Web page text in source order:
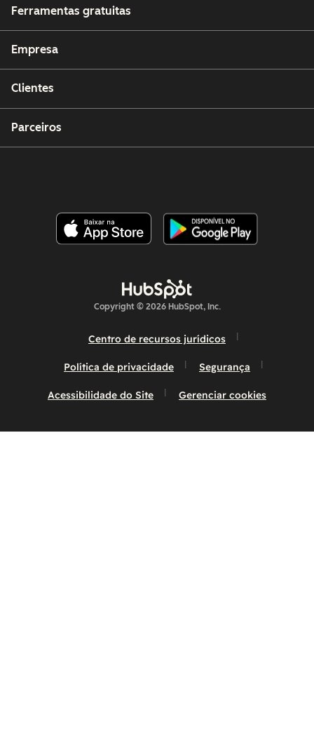
Ferramentas gratuitas
Empresa
Clientes
Parceiros
Copyright © 2026 HubSpot, Inc.
Centro de recursos jurídicos
Política de privacidade Segurança
Acessibilidade do Site Gerenciar cookies